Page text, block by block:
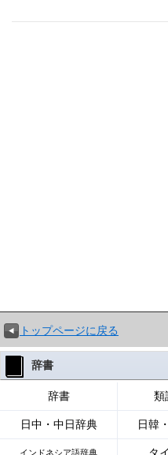
トップページに戻る
辞書
辞書 類
日中・中日辞典 日韓
インドネシア語辞典